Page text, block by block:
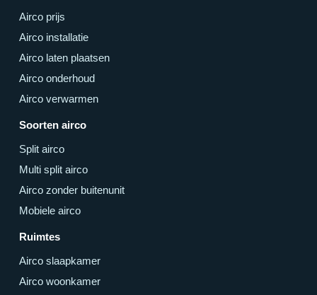
Airco prijs
Airco installatie
Airco laten plaatsen
Airco onderhoud
Airco verwarmen
Soorten airco
Split airco
Multi split airco
Airco zonder buitenunit
Mobiele airco
Ruimtes
Airco slaapkamer
Airco woonkamer